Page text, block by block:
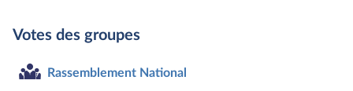
Votes des groupes
Rassemblement National